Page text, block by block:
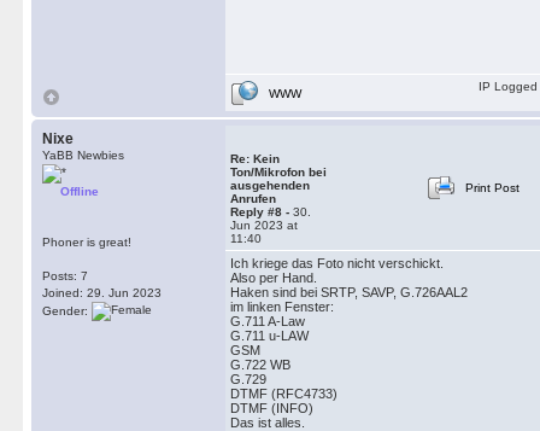
WWW
IP Logged
Nixe
YaBB Newbies
Offline
Phoner is great!
Posts: 7
Joined: 29. Jun 2023
Gender:
Re: Kein
Ton/Mikrofon bei
ausgehenden
Anrufen
Reply #8 - 30.
Jun 2023 at
11:40
Print Post
Ich kriege das Foto nicht verschickt.
Also per Hand.
Haken sind bei SRTP, SAVP, G.726AAL2
im linken Fenster:
G.711 A-Law
G.711 u-LAW
GSM
G.722 WB
G.729
DTMF (RFC4733)
DTMF (INFO)
Das ist alles.